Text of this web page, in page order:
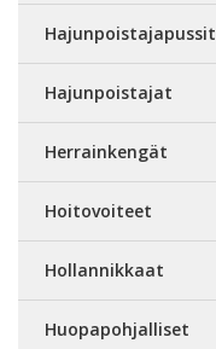
Hajunpoistajapussit
Hajunpoistajat
Herrainkengät
Hoitovoiteet
Hollannikkaat
Huopapohjalliset